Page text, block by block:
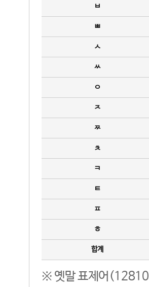
ㅂ
ㅃ
ㅅ
ㅆ
ㅇ
ㅈ
ㅉ
ㅊ
ㅋ
ㅌ
ㅍ
ㅎ
합계
※ 옛말 표제어(12810